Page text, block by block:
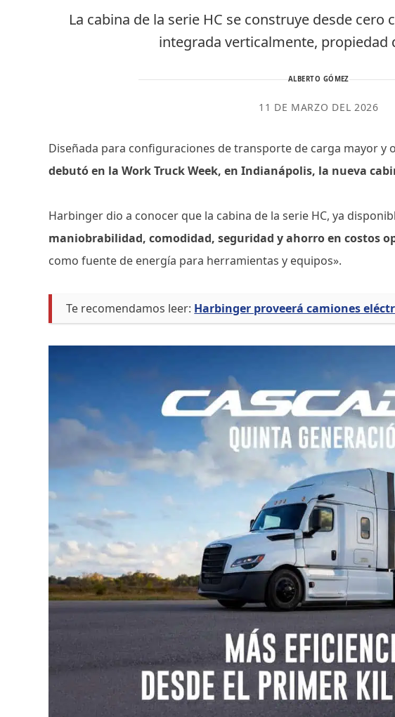
La cabina de la serie HC se construye desde
integrada verticalmente, propiedad
ALBERTO GÓMEZ
11 DE MARZO DEL 2026
Diseñada para configuraciones de transporte de carga mayor y
debutó en la Work Truck Week, en Indianápolis, la nueva
Harbinger dio a conocer que la cabina de la serie HC, ya
maniobrabilidad, comodidad, seguridad y ahorro en costos
como fuente de energía para herramientas y equipos».
Te recomendamos leer: Harbinger proveerá camiones